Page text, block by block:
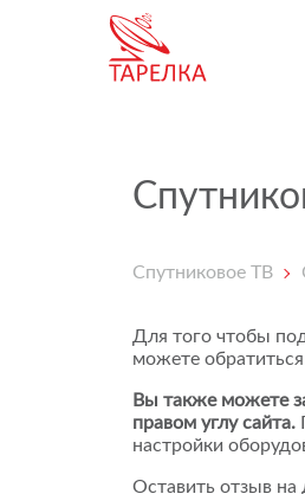
Спутниковое ТВ
Для того чтобы
можете
Вы также можете
правом углу сайта.
настройки
Оставить отзыв на